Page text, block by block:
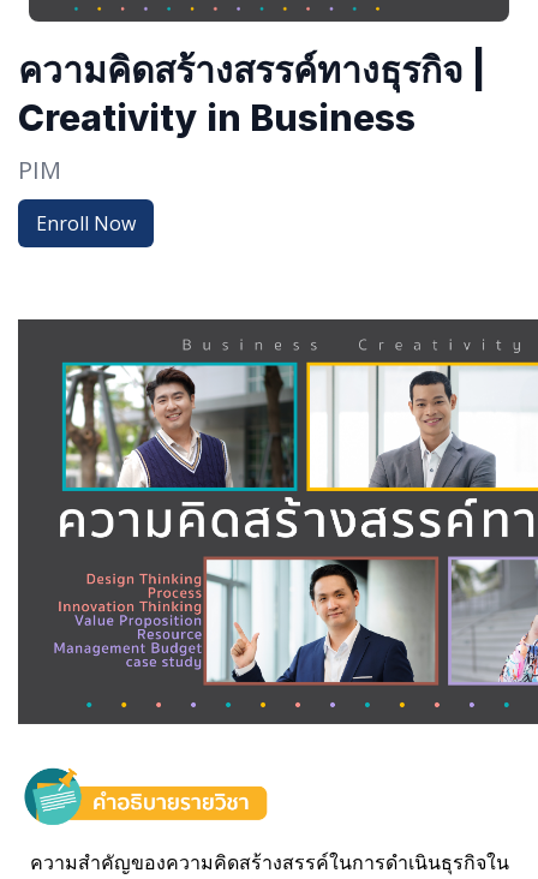
ความคิดสร้างสรรค์ทางธุรกิจ |
Creativity in Business
PIM
Enroll Now
ความสำคัญของความคิดสร้างสรรค์ในการดำเนินธุรกิจใน